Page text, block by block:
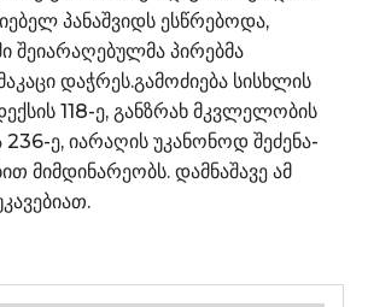
პანაშვიდს ესწრებოდა,
შეიარაღებულმა პირებმა
დაჭრეს.გამოძიება სისხლის
118-ე, განზრახ მკვლელობის
ე, იარაღის უკანონოდ შეძენა-
მიმდინარეობს. დამნაშავე ამ